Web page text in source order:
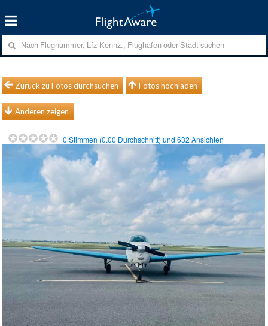
Zurück zu Fotos durchsuchen Fotos hochladen
Anderen zeigen
0 Stimmen (0.00 Durchschnitt) und632 Ansichten